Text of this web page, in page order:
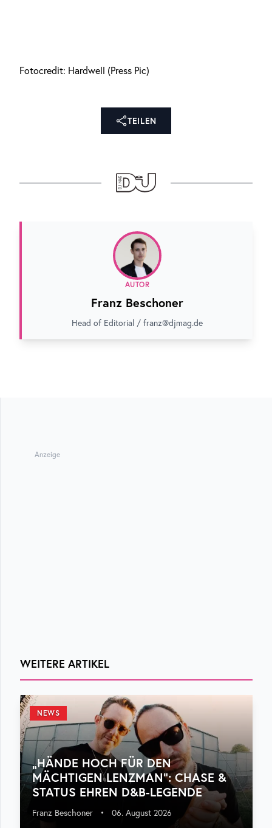
Fotocredit: Hardwell (Press Pic)
TEILEN
AUTOR
Franz Beschoner
Head of Editorial / franz@djmag.de
Anzeige
WEITERE ARTIKEL
NEWS
„HÄNDE HOCH FÜR DEN
MÄCHTIGEN LENZMAN“: CHASE &
STATUS EHREN D&B-LEGENDE
Franz Beschoner • 06. August 2026